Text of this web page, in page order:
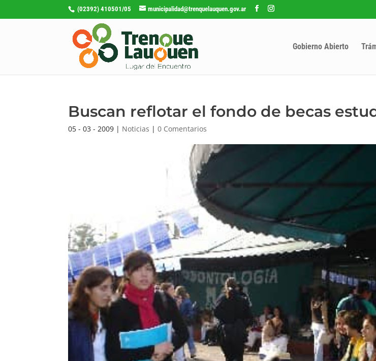
(02392) 410501/05 municipalidad@trenquelauquen.gov.ar
Gobierno Abierto
Buscan reflotar el fondo de becas
05 - 03 - 2009 | Noticias |0 Comentarios